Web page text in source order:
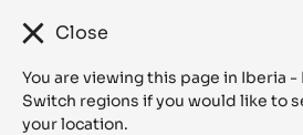
Close
You are viewing this page in Iberia -
Switch regions if you would like to
your location.